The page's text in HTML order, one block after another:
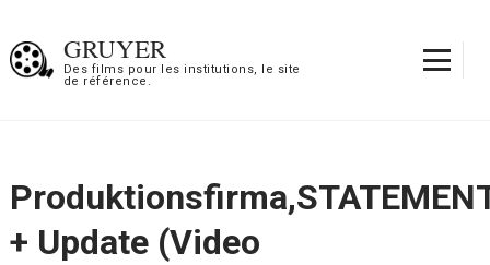
contenu
GRUYER
Des films pour les institutions, le site
de référence.
+ Update (Video